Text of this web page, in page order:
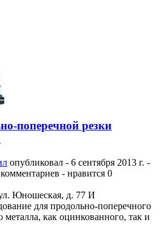
поперечной резки
опубликовал - 6 сентября 2013 г. -
- нравится 0
Юношеская, д. 77 И
для продольно-поперечного
металла, как оцинкованного, так и